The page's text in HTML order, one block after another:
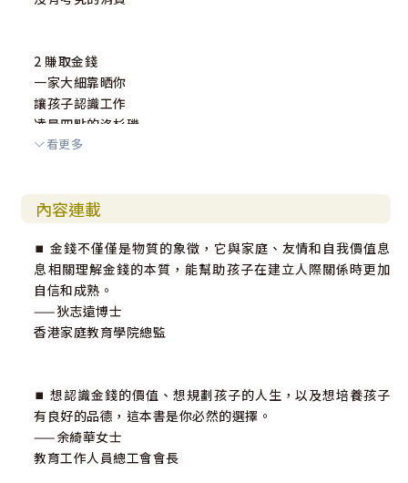
2 賺取金錢
一家大細靠晒你
讓孩子認識工作
凌晨四點的洛杉磯
經歷刻苦才會更富
家務真的「有價」？
愛家更愛家人何來服務費？
一分換一蚊的動力
一分成績，一元獎勵？
3 儲蓄金錢
仿如「黑洞」的錢箱
一生愛上儲蓄的點子
小女孩．大夢想
SMART 儲蓄法
看更多
內容連載
⏹︎ 金錢不僅僅是物質的象徵，它與家庭、友情和自我價值息
息相關理解金錢的本質，能幫助孩子在建立人際關係時更加
自信和成熟。
——狄志遠博士
香港家庭教育學院總監
⏹︎ 想認識金錢的價值、想規劃孩子的人生，以及想培養孩子
有良好的品德，這本書是你必然的選擇。
——余綺華女士
教育工作人員總工會會長